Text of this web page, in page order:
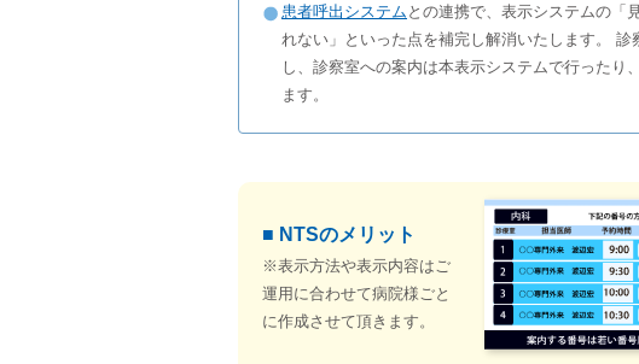
患者呼出システム との連携で、表示システムの「
れない」といった点を補完し解消いたします。
し、診察室への案内は本表示システムで行ったり
ます。
■ NTSのメリット
※表示方法や表示内容はご
運用に合わせて病院様ごと
に作成させて頂きます。